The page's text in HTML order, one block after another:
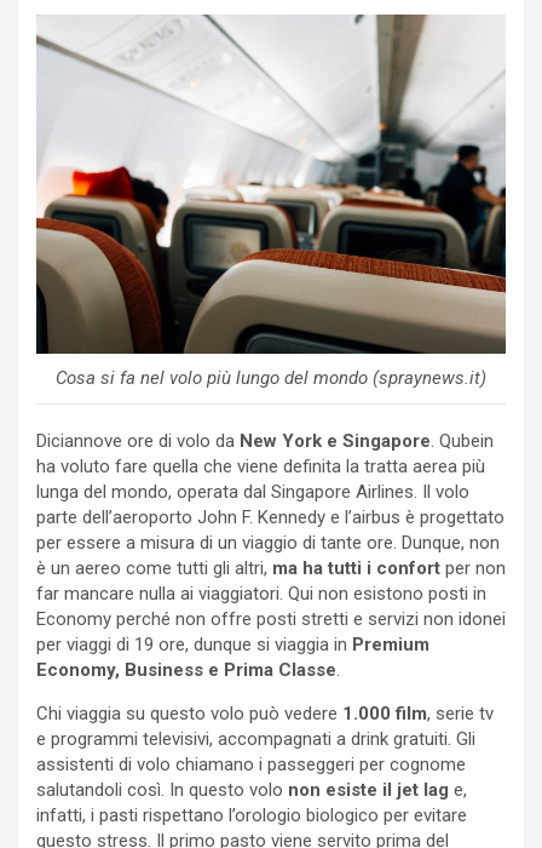
Cosa si fa nel volo più lungo del mondo (spraynews.it)
Diciannove ore di volo da New York e Singapore. Qubein
ha voluto fare quella che viene definita la tratta aerea più
lunga del mondo, operata dal Singapore Airlines. Il volo
parte dell’aeroporto John F. Kennedy e l’airbus è progettato
per essere a misura di un viaggio di tante ore. Dunque, non
è un aereo come tutti gli altri, ma ha tutti i confort per non
far mancare nulla ai viaggiatori. Qui non esistono posti in
Economy perché non offre posti stretti e servizi non idonei
per viaggi di 19 ore, dunque si viaggia in Premium
Economy, Business e Prima Classe.
Chi viaggia su questo volo può vedere 1.000 film, serie tv
e programmi televisivi, accompagnati a drink gratuiti. Gli
assistenti di volo chiamano i passeggeri per cognome
salutandoli così. In questo volo non esiste il jet lag e,
infatti, i pasti rispettano l’orologio biologico per evitare
questo stress. Il primo pasto viene servito prima del